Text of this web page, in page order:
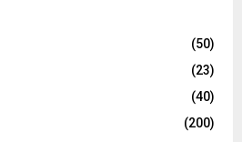
(50)
(23)
(40)
(200)